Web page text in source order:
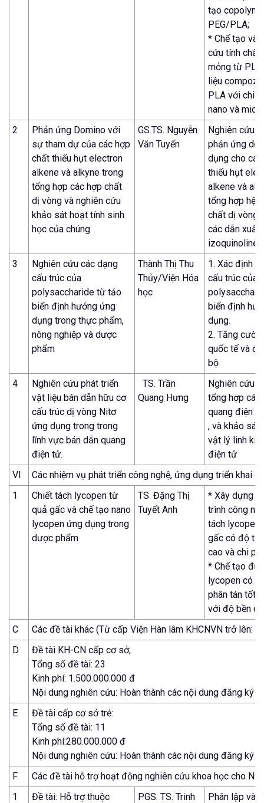
tạo copolyme
PEG/PLA;
* Chế tạo và
cứu tính chất
mỏng từ
liệu
PLA với
nano và
2
Phản ứng Domino với
sự tham dự của các hợp
chất thiếu hụt electron
alkene và alkyne trong
tổng hợp các hợp chất
dị vòng và nghiên cứu
khảo sát hoạt tính sinh
học của chúng
GS.TS. Nguyễn
Văn Tuyến
Nghiên cứu
phản ứng
dụng cho các
thiếu hụt
alkene và
tổng hợp hệ
chất dị vòng
các dẫn xuất
izoquinoline,
3
Nghiên cứu các dạng
cấu trúc của
polysaccharide từ tảo
biển định hướng ứng
dụng trong thực phẩm,
nông nghiệp và dược
phẩm
Thành Thị Thu
Thủy/Viện Hóa
học
1. Xác định
cấu trúc của
biển định
dụng.
2. Tăng
quốc tế và
bộ
4
Nghiên cứu phát triển
vật liệu bán dẫn hữu cơ
cấu trúc dị vòng Nitơ
ứng dụng trong trong
lĩnh vực bán dẫn quang
điện tử.
TS. Trần
Quang Hưng
Nghiên cứu
tổng hợp các
quang điện
, và khảo sát
vật lý linh
điện tử
VI
Các nhiệm vụ phát triển công nghệ, ứng dụng triển khai
1
Chiết tách lycopen từ
quả gấc và chế tạo nano
lycopen ứng dụng trong
dược phẩm
TS. Đặng Thị
Tuyết Anh
* Xây dựng
trình công
tách lycopen
gấc có độ
cao và chi
* Chế tạo
lycopen có
phân tán tốt
với độ bền
C
Các đề tài khác (Từ cấp Viện Hàn lâm KHCNVN trở lên:
D
Đề tài KH-CN cấp cơ sở;
Tổng số đề tài: 23
Kinh phí: 1.500.000.000 đ
Nội dung nghiên cứu: Hoàn thành các nội dung đăng ký
E
Đề tài cấp cơ sở trẻ:
Tổng số đề tài: 11
Kinh phí:280.000.000 đ
Nội dung nghiên cứu: Hoàn thành các nội dung đăng ký
F
Các đề tài hỗ trợ hoạt động nghiên cứu khoa học cho
1
Đề tài: Hỗ trợ thuộc
PGS. TS. Trinh
Phân lập và